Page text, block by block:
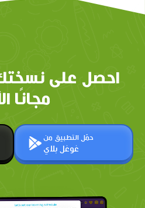
احصل على
مجانًا
حمّل التطبيق من
غوغل بلاي